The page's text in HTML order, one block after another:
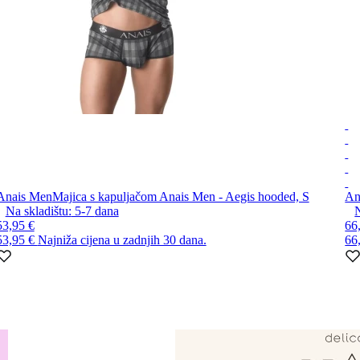
MenMajica s kapuljačom Anais Men - Aegis hooded, S
Na skladištu: 5-7 dana
€
€ Najniža cijena u zadnjih 30 dana.